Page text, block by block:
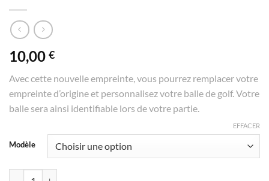
10,00 €
Avec cette nouvelle empreinte, vous pourrez remplacer votre
empreinte d’origine et personnalisez votre balle de golf. Votre
balle sera ainsi identifiable lors de votre partie.
Modèle
EFFACER